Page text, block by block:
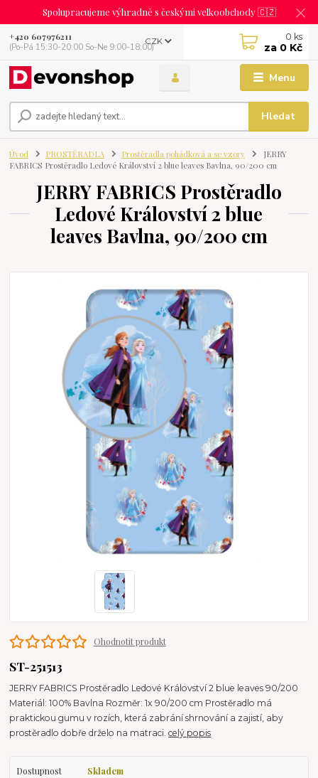
Spolupracujeme výhradně s českými velkoobchody 🇨🇿
Menu
CZK
Hledat
+420 607976211
(Po-Pá 15:30-20:00 So-Ne 9:00-18:00)
0 ks
za 0 Kč
Úvod PROSTĚRADLA Prostěradla pohádková a se vzory
JERRY
FABRICS Prostěradlo Ledové Království 2 blue leaves Bavlna, 90/200 cm
JERRY FABRICS Prostěradlo
Ledové Království 2 blue
leaves Bavlna, 90/200 cm
Ohodnotit produkt
ST-251513
JERRY FABRICS Prostěradlo Ledové Království 2 blue leaves 90/200
Materiál: 100% Bavlna Rozměr: 1x 90/200 cm Prostěradlo má
praktickou gumu v rozích, která zabrání shrnování a zajistí, aby
prostěradlo dobře drželo na matraci.celý popis
Dostupnost Skladem